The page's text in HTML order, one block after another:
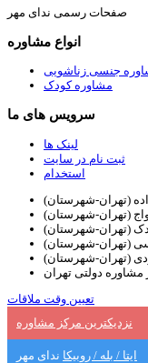
صفحات رسمی ندای مهر
انواع مشاوره
جنسی زناشویی
مشاوره کودک
سرویس های ما
لینک ها
ثبت نام در سایت
استخدام
(تهران-شهرستان)
(تهران-شهرستان)
(تهران-شهرستان)
(تهران-شهرستان)
(تهران-شهرستان)
مشاوره دولتی تهران
تعیین وقت ملاقات
نزدیکترین مرکز مشاوره
ایتا / بله / روبیکا ندای مهر